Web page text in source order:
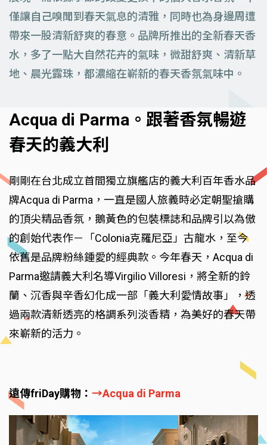
僅讓自己嗅聞到春天氣息的清雅，同時也為身邊周遭
帶來一股清新舒爽的春意。品牌所推出的全新春天香
水，多了一點大自然花卉的氣味，微甜舒爽、清新草
地、晨光露珠，都濃縮在嶄新的春天香氛氣味中。
Acqua di Parma。跟著香氛暢遊
春天的義大利
剛剛在台北成立首間獨立旗艦店的義大利百年香水品
牌Acqua di Parma，一直是國人旅義時必定朝聖搶購
的頂尖精品香氛，鵝黃色的包裝標誌和品牌引以為傲
的創始代表作－「Colonia克羅尼亞」古龍水，至今
依舊是品牌粉絲鍾愛的經典款。今年春天，Acqua di
Parma邀請義大利名導Virgilio Villoresi，將全新的鈴
蘭、沉香與辛香幻化成一部「義大利愛情故事」，透
過兩款清新透亮的格調系列淡香精，為美好的春天帶
來嶄新的活力。
遠傳friDay購物： →Acqua di Parma